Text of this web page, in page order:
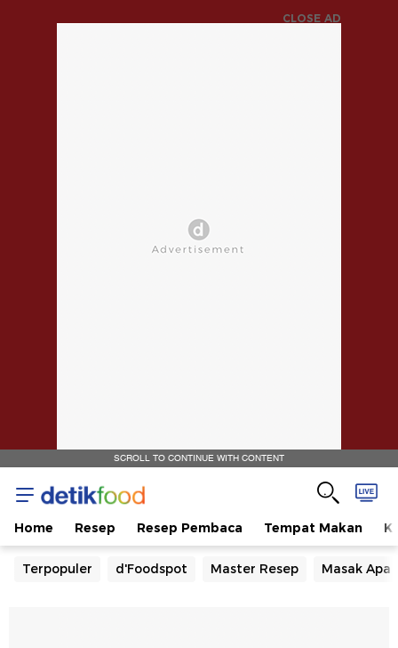
CLOSE AD
SCROLL TO CONTINUE WITH CONTENT
Home Resep Resep Pembaca Tempat Makan
Terpopuler d'Foodspot Master Resep Masak Apa